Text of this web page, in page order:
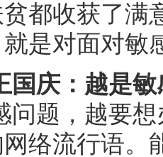
都收获了满
是对面对敏
国庆：越是
问题，越要
络流行语。